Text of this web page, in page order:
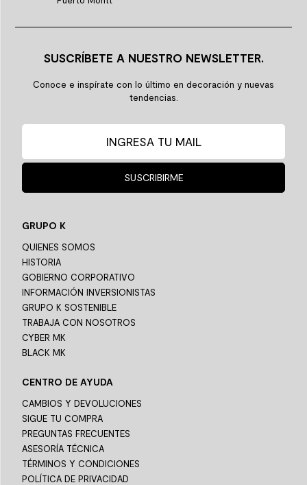
SUSCRÍBETE A NUESTRO NEWSLETTER.
Conoce e inspírate con lo último en decoración y nuevas
tendencias.
SUSCRIBIRME
GRUPO K
QUIENES SOMOS
HISTORIA
GOBIERNO CORPORATIVO
INFORMACIÓN INVERSIONISTAS
GRUPO K SOSTENIBLE
TRABAJA CON NOSOTROS
CYBER MK
BLACK MK
CENTRO DE AYUDA
CAMBIOS Y DEVOLUCIONES
SIGUE TU COMPRA
PREGUNTAS FRECUENTES
ASESORÍA TÉCNICA
TÉRMINOS Y CONDICIONES
POLÍTICA DE PRIVACIDAD